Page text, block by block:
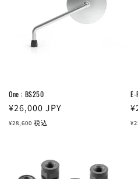
One : BS250
通
常
¥26,000 JPY
¥28,600 税込
E-